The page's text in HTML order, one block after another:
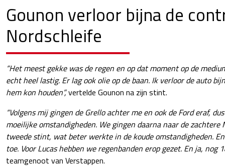
Gounon verloor bijna de
Nordschleife
“Het meest gekke was de regen en op dat moment op de
echt heel lastig. Er lag ook olie op de baan. Ik verloor de auto
hem kon houden”,vertelde Gounon na zijn stint.
“Volgens mij gingen de Grello achter me en ook de Ford eraf,
moeilijke omstandigheden. We gingen daarna naar de zachtere
tweede stint, wat beter werkte in de koude omstandigheden.
toe. Voor Lucas hebben we regenbanden erop gezet. En ja, nog
teamgenoot van Verstappen.